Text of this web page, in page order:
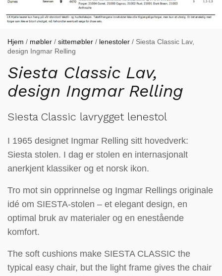
Hjem / møbler / sittemøbler / lenestoler / Siesta Classic Lav,
design Ingmar Relling
Siesta Classic Lav,
design Ingmar Relling
Siesta Classic lavrygget lenestol
I 1965 designet Ingmar Relling sitt hovedverk:
Siesta stolen. I dag er stolen en internasjonalt
anerkjent klassiker og et norsk ikon.
Tro mot sin opprinnelse og Ingmar Rellings originale
idé om SIESTA-stolen – et elegant design, en
optimal bruk av materialer og en enestående
komfort.
The soft cushions make SIESTA CLASSIC the
typical easy chair, but the light frame gives the chair